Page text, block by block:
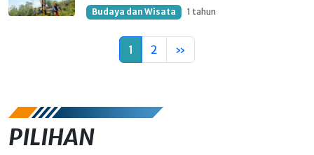
Budaya dan Wisata 1 tahun
1 2 »
PILIHAN